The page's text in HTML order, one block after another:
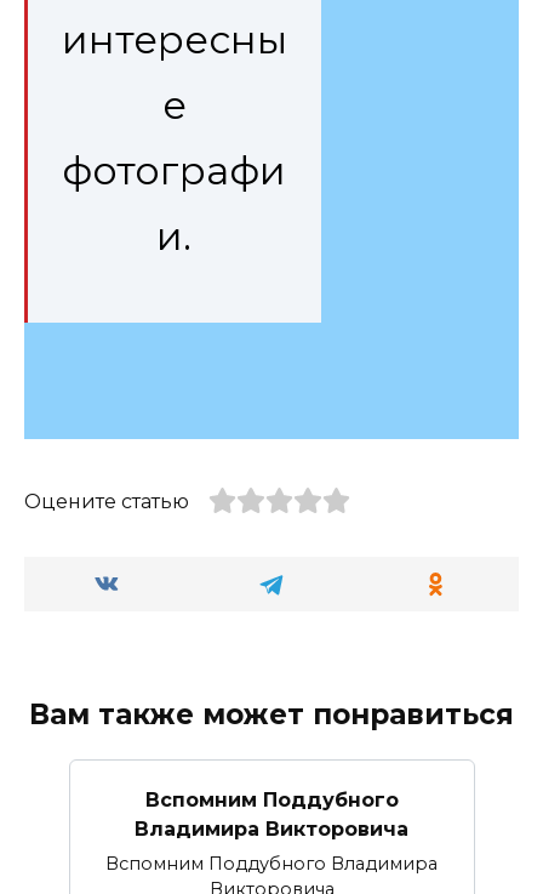
интересны
е
фотографи
и.
Оцените статью
Вам также может понравиться
Вспомним Поддубного
Владимира Викторовича
Вспомним Поддубного Владимира
Викторовича